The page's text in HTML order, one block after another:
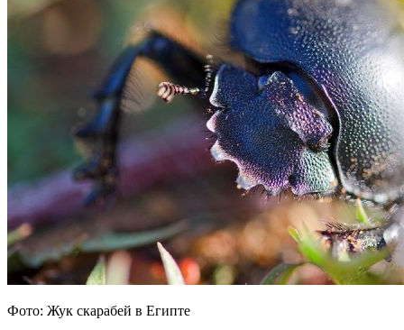
Фото: Жук скарабей в Египте